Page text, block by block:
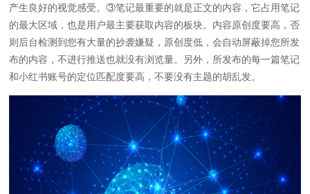
产生良好的视觉感受。③笔记最重要的就是正文的内容，它占用笔记
的最大区域，也是用户最主要获取内容的板块。内容原创度要高，否
则后台检测到您有大量的抄袭嫌疑，原创度低，会自动屏蔽掉您所发
布的内容，不进行推送也就没有浏览量。另外，所发布的每一篇笔记
和小红书账号的定位匹配度要高，不要没有主题的胡乱发。